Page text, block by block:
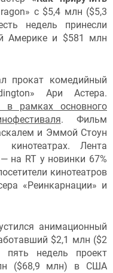
с $5,4 млн ($5,3
недель принесли
Америке и $581 млн
прокат комедийный
Ари Астера.
в рамках основного
. Фильм
и Эммой Стоун
Лента
на RT у новинки 67%
кинотеатров
«Реинкарнации» и
анимационный
$2,1 млн ($2
недель проект
($68,9 млн) в США